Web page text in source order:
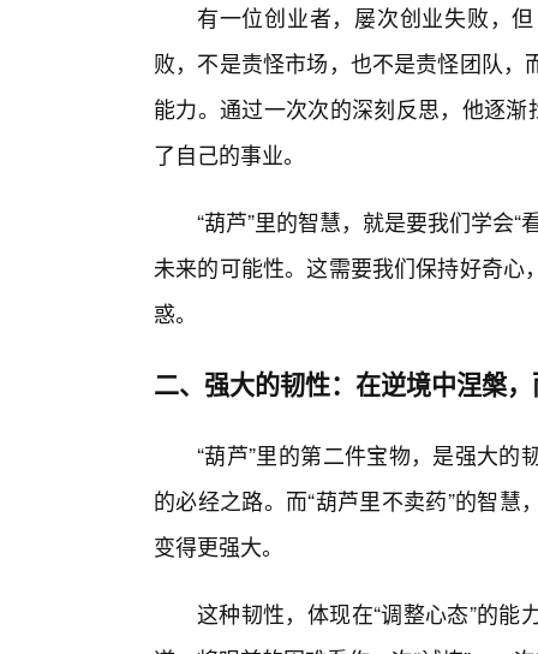
有一位创业者，屡次创业失败，
败，不是责怪市场，也不是责怪团队
能力。通过一次次的深刻反思，他逐
了自己的事业。
“葫芦”里的智慧，就是要我们学会
未来的可能性。这需要我们保持好奇
惑。
二、强大的韧性：在逆境中涅槃
“葫芦”里的第二件宝物，是强大
的必经之路。而“葫芦里不卖药”的智
变得更强大。
这种韧性，体现在“调整心态”的